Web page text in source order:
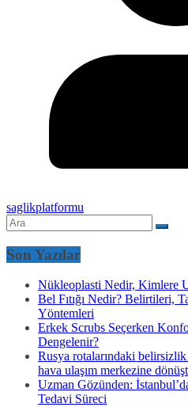
saglikplatformu
Son Yazılar
Nükleoplasti Nedir, Kimlere
Bel Fıtığı Nedir? Belirtileri,
Yöntemleri
Erkek Scrubs Seçerken
Dengelenir?
Rusya rotalarındaki
hava ulaşım merkezine
Uzman Gözünden:
Tedavi Süreci